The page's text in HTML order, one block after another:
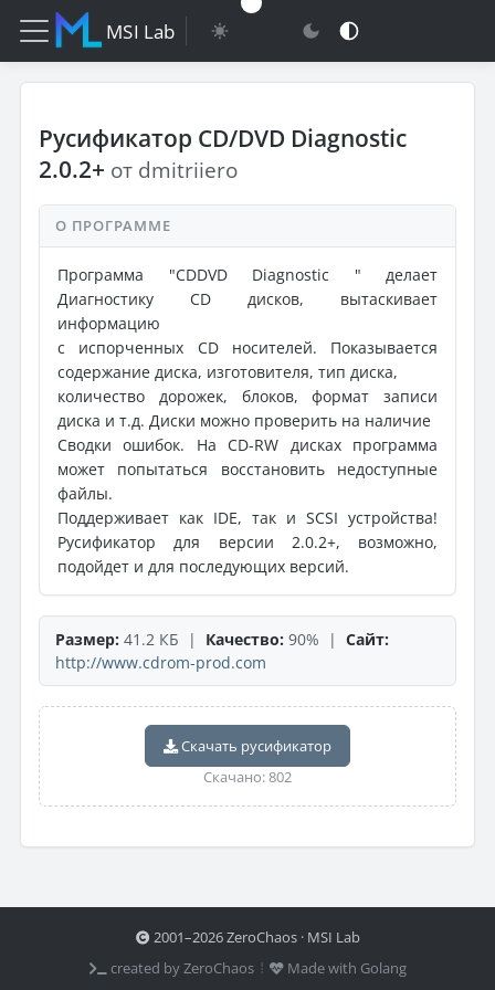
MSI Lab
Русификатор CD/DVD Diagnostic
2.0.2+ от dmitriiero
О ПРОГРАММЕ
Программа "CDDVD Diagnostic " делает
Диагностику CD дисков, вытаскивает
информацию
с испорченных CD носителей. Показывается
содержание диска, изготовителя, тип диска,
количество дорожек, блоков, формат записи
диска и т.д. Диски можно проверить на наличие
Сводки ошибок. На CD-RW дисках программа
может попытаться восстановить недоступные
файлы.
Поддерживает как IDE, так и SCSI устройства!
Русификатор для версии 2.0.2+, возможно,
подойдет и для последующих версий.
Размер: 41.2 КБ | Качество: 90% | Сайт:
http://www.cdrom-prod.com
Скачать русификатор
Скачано: 802
2001–2026 ZeroChaos · MSI Lab
created by ZeroChaos ⦙
Made with Golang